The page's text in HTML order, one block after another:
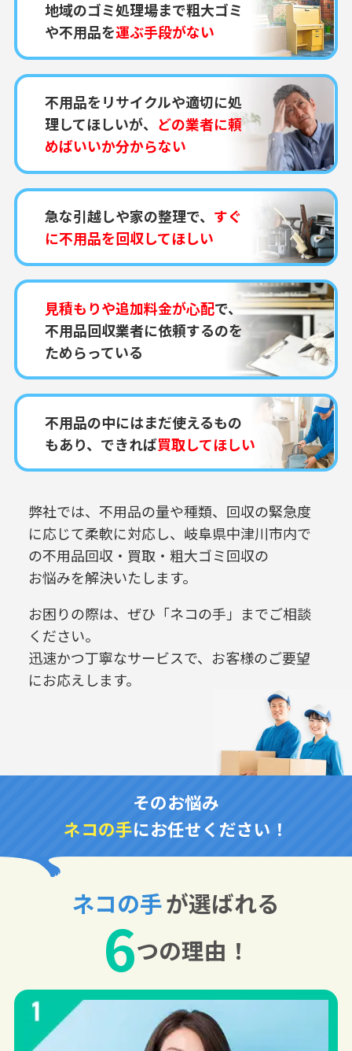
地域のゴミ処理場まで粗大ゴミ
や不用品を運ぶ手段がない
不用品をリサイクルや適切に処
理してほしいが、 どの業者に頼
めばいいか分からない
急な引越しや家の整理で、 すぐ
に不用品を回収してほしい
見積もりや追加料金が心配で、
不用品回収業者に依頼するのを
ためらっている
不用品の中にはまだ使えるもの
もあり、できれば買取してほしい
弊社では、不用品の量や種類、回収の緊急度
に応じて柔軟に対応し、 岐阜県中津川市内で
の不用品回収・買取・粗大ゴミ回収の
お悩みを解決いたします。
お困りの際は、ぜひ「ネコの手」までご相談
ください。
迅速かつ丁寧なサービスで、お客様のご要望
にお応えします。
そのお悩み
ネコの手にお任せください！
ネコの手が選ばれる
6つの理由！